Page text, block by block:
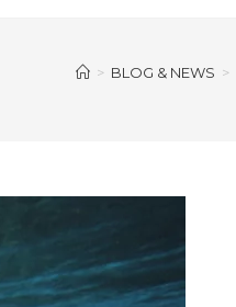
> BLOG & NEWS >